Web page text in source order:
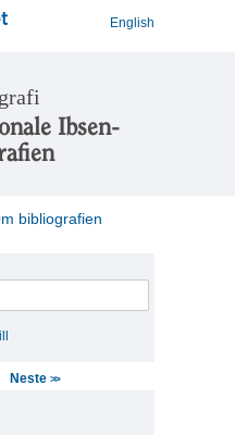
English
Ibsen-
bibliografien
Neste >>